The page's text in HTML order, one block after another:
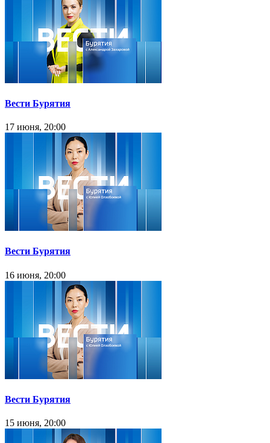
Вести Бурятия
17 июня, 20:00
Вести Бурятия
16 июня, 20:00
Вести Бурятия
15 июня, 20:00